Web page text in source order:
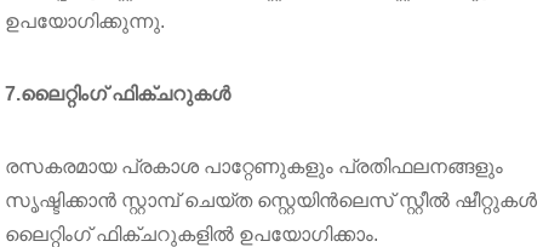
ഉപയോഗിക്കുന്നു.
7.ലൈറ്റിംഗ് ഫിക്‌ചറുകൾ
രസകരമായ പ്രകാശ പാറ്റേണുകളും പ്രതിഫലനങ്ങളും
സൃഷ്ടിക്കാൻ സ്റ്റാമ്പ് ചെയ്ത സ്റ്റെയിൻലെസ് സ്റ്റീൽ ഷീറ്റുകൾ
ലൈറ്റിംഗ് ഫിക്ചറുകളിൽ ഉപയോഗിക്കാം.